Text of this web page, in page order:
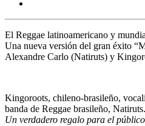
El Reggae latinoamericano y
Una nueva versión del gran éxito
Alexandre Carlo (Natiruts) y
Kingoroots, chileno-brasileño,
banda de Reggae brasileño, Natiruts
Un verdadero regalo para el